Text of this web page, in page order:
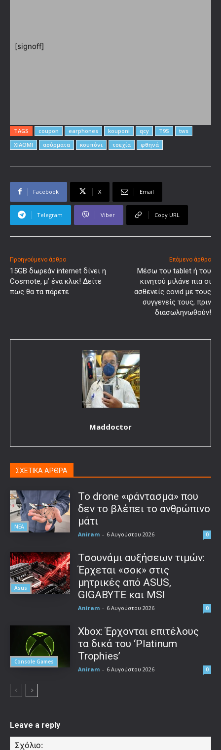
[signoff]
TAGS coupon earphones kouponi qcy T9S
tws
XIAOMI
ασύρματα κουπόνι τσεχία φθηνά
Facebook X Email
Telegram Viber Copy URL
Προηγούμενο άρθρο
15GB δωρεάν internet δίνει η
Cosmote, μ’ ένα κλικ! Δείτε
πως θα τα πάρετε
Επόμενο άρθρο
Μέσω του tablet ή του
κινητού μιλάνε πια οι
ασθενείς covid με τους
συγγενείς τους, πριν
διασωληνωθούν!
Maddoctor
ΣΧΕΤΙΚΑ ΑΡΘΡΑ
ΝΕΑ
Το drone «φάντασμα» που
δεν το βλέπει το ανθρώπινο
μάτι
Aniram - 6 Αυγούστου 2026 0
Asus
Τσουνάμι αυξήσεων τιμών:
Έρχεται «σοκ» στις
μητρικές από ASUS,
GIGABYTE και MSI
Aniram - 6 Αυγούστου 2026 0
Console Games
Xbox: Έρχονται επιτέλους
τα δικά του ‘Platinum
Trophies’
Aniram - 6 Αυγούστου 2026 0
Leave a reply